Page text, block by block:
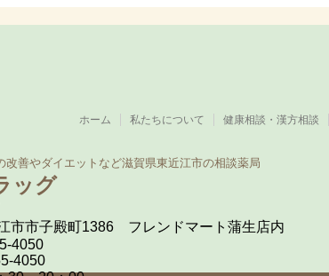
ホーム 私たちについて 健康相談・漢方相談
改善やダイエットなど滋賀県東近江市の相談薬局
ッグ
市市子殿町1386 フレンドマート蒲生店内
4050
4050